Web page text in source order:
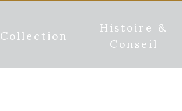
Collection Histoire &
Conseil